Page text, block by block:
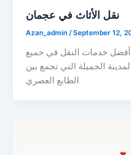
نقل الأثاث في عجمان
Azan_admin /September 12,
خدمات النقل في جميع
الجميلة التي تجمع بين
الطابع العصري